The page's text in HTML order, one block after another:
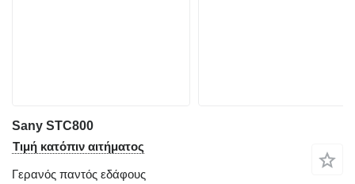
Sany STC800
Τιμή κατόπιν αιτήματος
Γερανός παντός εδάφους